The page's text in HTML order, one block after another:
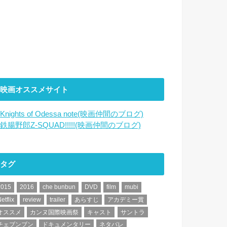
映画オススメサイト
Knights of Odessa note(映画仲間のブログ)
鉄腸野郎Z-SQUAD!!!!!(映画仲間のブログ)
タグ
2016 che bunbun DVD film
mubi
review trailer あらすじ
アカデミー賞
ススメ
カンヌ国際映画祭 キャスト
サントラ
ェブンブン
ドキュメンタリー
ネタバレ